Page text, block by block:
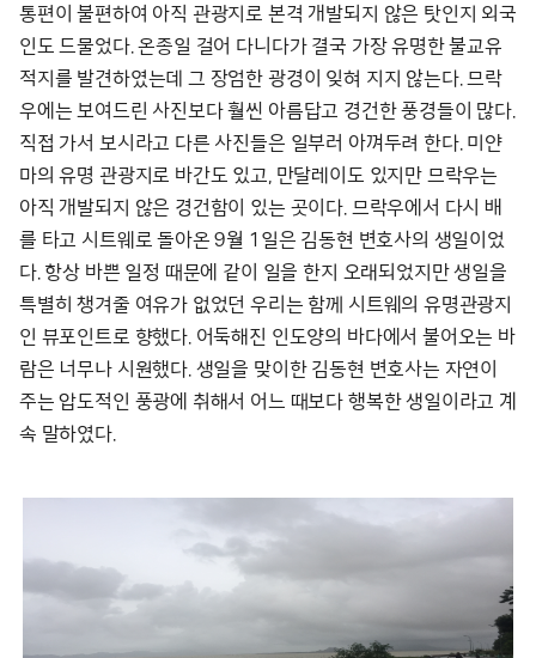
통편이 불편하여 아직 관광지로 본격 개발되지 않은 탓인지 외국
인도 드물었다. 온종일 걸어 다니다가 결국 가장 유명한 불교유
적지를 발견하였는데 그 장엄한 광경이 잊혀 지지 않는다. 므락
우에는 보여드린 사진보다 훨씬 아름답고 경건한 풍경들이 많다.
직접 가서 보시라고 다른 사진들은 일부러 아껴두려 한다. 미얀
마의 유명 관광지로 바간도 있고, 만달레이도 있지만 므락우는
아직 개발되지 않은 경건함이 있는 곳이다. 므락우에서 다시 배
를 타고 시트웨로 돌아온 9월 1일은 김동현 변호사의 생일이었
다. 항상 바쁜 일정 때문에 같이 일을 한지 오래되었지만 생일을
특별히 챙겨줄 여유가 없었던 우리는 함께 시트웨의 유명관광지
인 뷰포인트로 향했다. 어둑해진 인도양의 바다에서 불어오는 바
람은 너무나 시원했다. 생일을 맞이한 김동현 변호사는 자연이
주는 압도적인 풍광에 취해서 어느 때보다 행복한 생일이라고 계
속 말하였다.